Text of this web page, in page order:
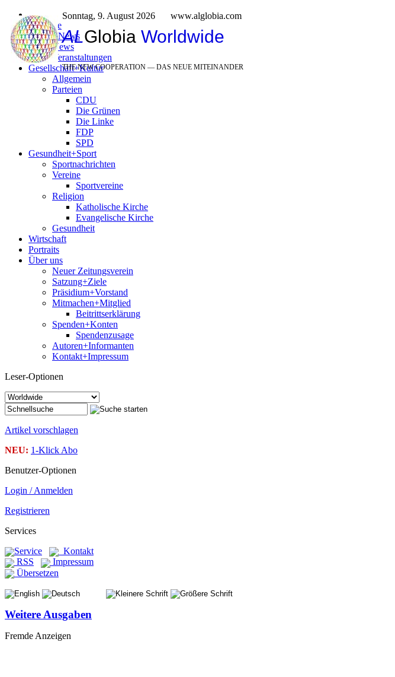
Sonntag, 9. August 2026 www.alglobia.com
ALGlobia Worldwide
THE NEW COOPERATION — DAS NEUE MITEINANDER
Titelseite
Politik+News
News
Veranstaltungen
Gesellschaft+Kultur
Allgemein
Parteien
CDU
Die Grünen
Die Linke
FDP
SPD
Gesundheit+Sport
Sportnachrichten
Vereine
Sportvereine
Religion
Katholische Kirche
Evangelische Kirche
Gesundheit
Wirtschaft
Portraits
Über uns
Neuer Zeitungsverein
Satzung+Ziele
Präsidium+Vorstand
Mitmachen+Mitglied
Beitrittserklärung
Spenden+Konten
Spendenzusage
Autoren+Informanten
Kontakt+Impressum
Leser-Optionen
Artikel vorschlagen
NEU: 1-Klick Abo
Benutzer-Optionen
Login / Anmelden
Registrieren
Services
Service
Kontakt
RSS
Impressum
Übersetzen
Weitere Ausgaben
Fremde Anzeigen